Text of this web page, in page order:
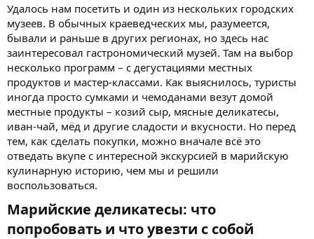
Удалось нам посетить и один из нескольких городских
музеев. В обычных краеведческих мы, разумеется,
бывали и раньше в других регионах, но здесь нас
заинтересовал гастрономический музей. Там на выбор
несколько программ – с дегустациями местных
продуктов и мастер-классами. Как выяснилось, туристы
иногда просто сумками и чемоданами везут домой
местные продукты – козий сыр, мясные деликатесы,
иван-чай, мёд и другие сладости и вкусности. Но перед
тем, как сделать покупки, можно вначале всё это
отведать вкупе с интересной экскурсией в марийскую
кулинарную историю, чем мы и решили
воспользоваться.
Марийские деликатесы: что
попробовать и что увезти с собой​